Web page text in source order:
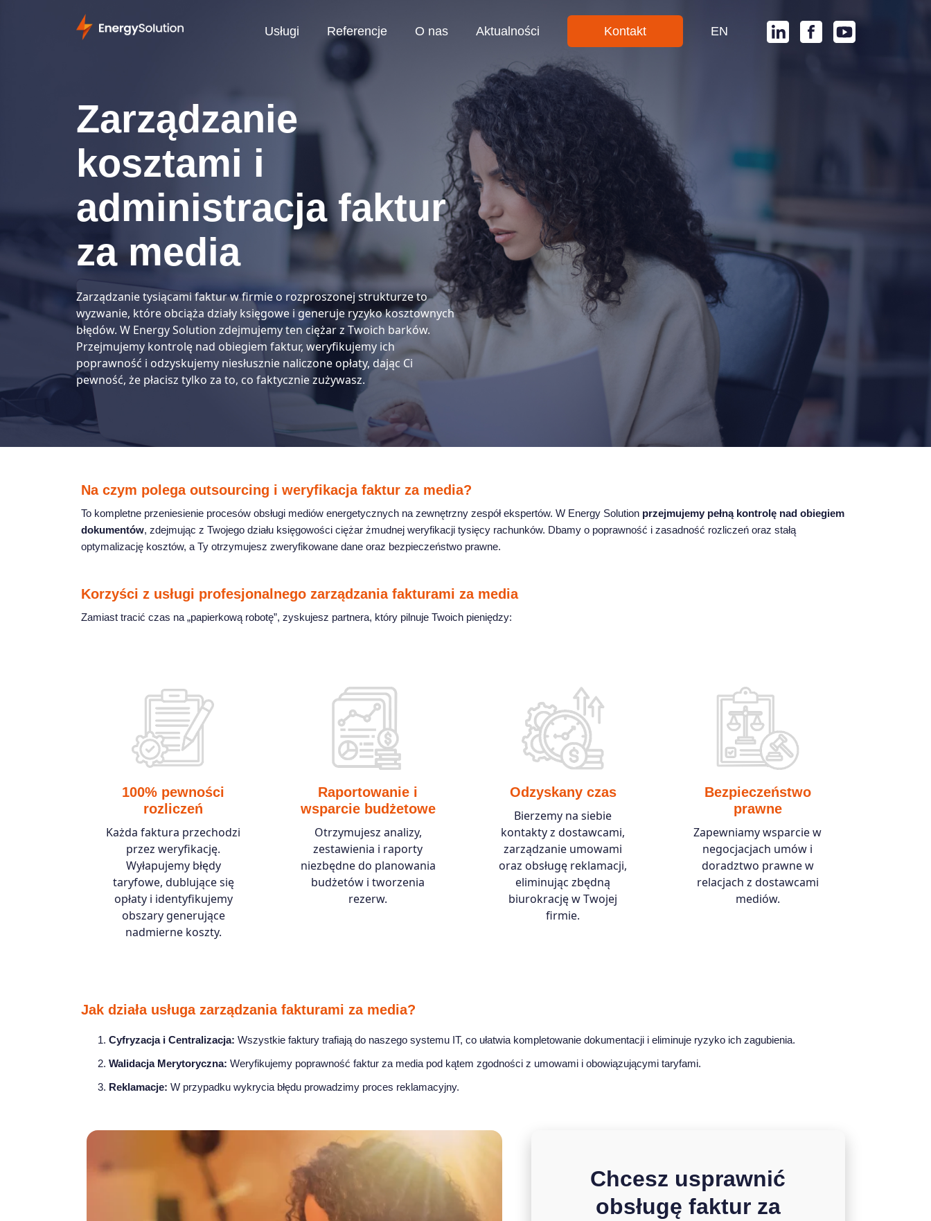
Usługi Referencje O nas Aktualności Kontakt EN
Zarządzanie
kosztami i
administracja faktur
za media
Zarządzanie tysiącami faktur w firmie o rozproszonej strukturze to
wyzwanie, które obciąża działy księgowe i generuje ryzyko kosztownych
błędów. W Energy Solution zdejmujemy ten ciężar z Twoich barków.
Przejmujemy kontrolę nad obiegiem faktur, weryfikujemy ich
poprawność i odzyskujemy niesłusznie naliczone opłaty, dając Ci
pewność, że płacisz tylko za to, co faktycznie zużywasz.
Na czym polega outsourcing i weryfikacja faktur za media?
To kompletne przeniesienie procesów obsługi mediów energetycznych na zewnętrzny zespół ekspertów. W Energy Solution przejmujemy pełną kontrolę nad obiegiem
dokumentów, zdejmując z Twojego działu księgowości ciężar żmudnej weryfikacji tysięcy rachunków. Dbamy o poprawność i zasadność rozliczeń oraz stałą
optymalizację kosztów, a Ty otrzymujesz zweryfikowane dane oraz bezpieczeństwo prawne.
Korzyści z usługi profesjonalnego zarządzania fakturami za media
Zamiast tracić czas na „papierkową robotę”, zyskujesz partnera, który pilnuje Twoich pieniędzy:
100% pewności
rozliczeń
Każda faktura przechodzi
przez weryfikację.
Wyłapujemy błędy
taryfowe, dublujące się
opłaty i identyfikujemy
obszary generujące
nadmierne koszty.
Raportowanie i
wsparcie budżetowe
Otrzymujesz analizy,
zestawienia i raporty
niezbędne do planowania
budżetów i tworzenia
rezerw.
Odzyskany czas
Bierzemy na siebie
kontakty z dostawcami,
zarządzanie umowami
oraz obsługę reklamacji,
eliminując zbędną
biurokrację w Twojej
firmie.
Bezpieczeństwo
prawne
Zapewniamy wsparcie w
negocjacjach umów i
doradztwo prawne w
relacjach z dostawcami
mediów.
Jak działa usługa zarządzania fakturami za media?
Cyfryzacja i Centralizacja: Wszystkie faktury trafiają do naszego systemu IT, co ułatwia kompletowanie dokumentacji i eliminuje ryzyko ich zagubienia.
Walidacja Merytoryczna: Weryfikujemy poprawność faktur za media pod kątem zgodności z umowami i obowiązującymi taryfami.
Reklamacje: W przypadku wykrycia błędu prowadzimy proces reklamacyjny.
Chcesz usprawnić
obsługę faktur za